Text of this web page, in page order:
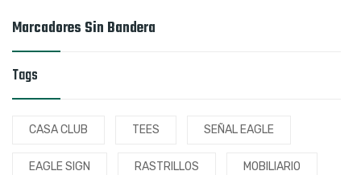
Marcadores Sin Bandera
Tags
CASA CLUB TEES SEÑAL EAGLE
EAGLE SIGN RASTRILLOS MOBILIARIO